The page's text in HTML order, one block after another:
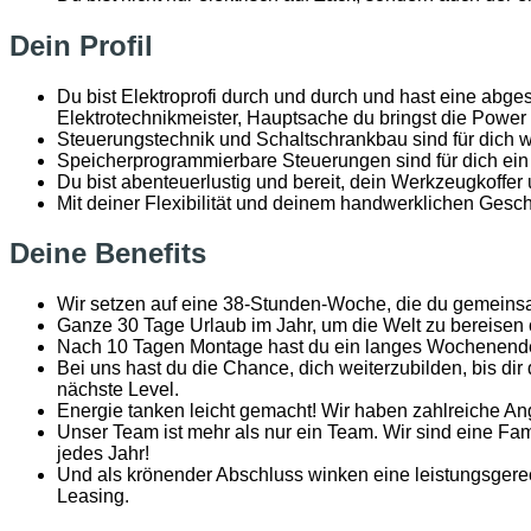
Dein Profil
Du bist Elektroprofi durch und durch und hast eine
Elektrotechnikmeister, Hauptsache du bringst die Power
Steuerungstechnik und Schaltschrankbau sind für dich
Speicherprogrammierbare Steuerungen sind für dich
Du bist abenteuerlustig und bereit, dein
Mit deiner Flexibilität und deinem handwerklichen
Deine Benefits
Wir setzen auf eine 38-Stunden-Woche, die du
Ganze 30 Tage Urlaub im Jahr, um die Welt zu
Nach 10 Tagen Montage hast du ein langes
Bei uns hast du die Chance, dich weiterzubilden, bis
nächste Level.
Energie tanken leicht gemacht! Wir haben zahlreiche
Unser Team ist mehr als nur ein Team. Wir sind eine
jedes Jahr!
Und als krönender Abschluss winken eine
Leasing.